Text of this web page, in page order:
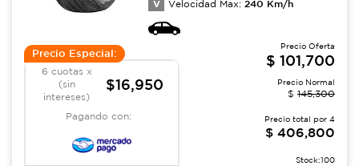
V Velocidad Max: 240 Km/h
Precio Especial:
6 cuotas x
(sin
intereses)
$16,950
Pagando con:
Precio Oferta
$ 101,700
Precio Normal
$ 145,300
Precio total por 4
$ 406,800
Stock:100